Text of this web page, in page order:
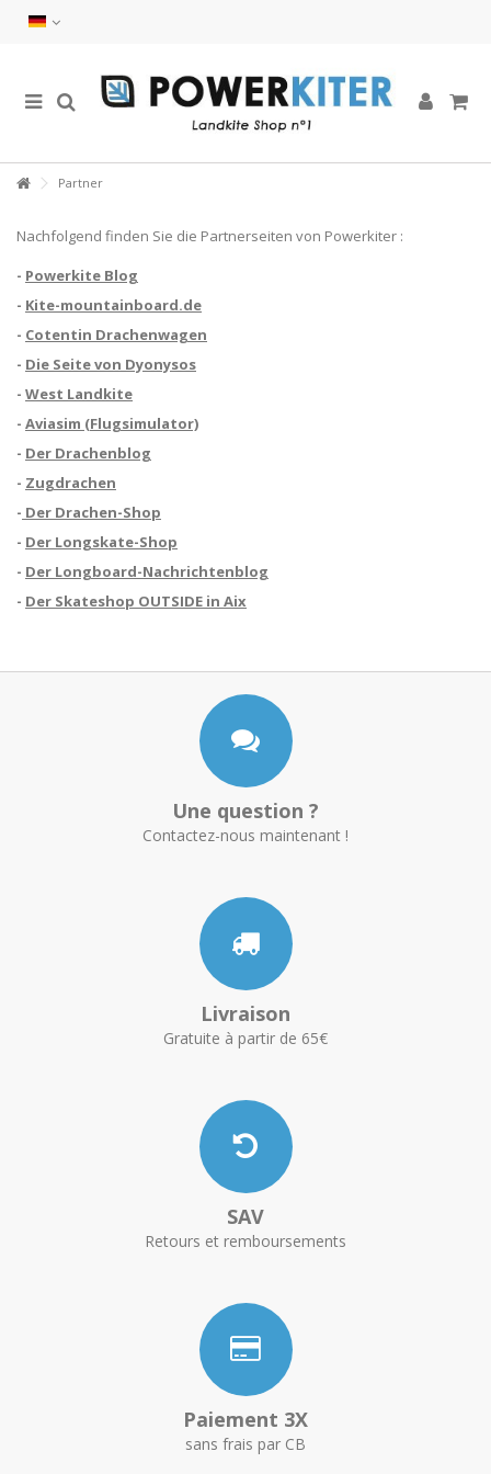
Partner
Nachfolgend finden Sie die Partnerseiten von Powerkiter :
- Powerkite Blog
- Kite-mountainboard.de
- Cotentin Drachenwagen
- Die Seite von Dyonysos
- West Landkite
- Aviasim (Flugsimulator)
- Der Drachenblog
- Zugdrachen
- Der Drachen-Shop
- Der Longskate-Shop
- Der Longboard-Nachrichtenblog
- Der Skateshop OUTSIDE in Aix
Une question ?
Contactez-nous maintenant !
Livraison
Gratuite à partir de 65€
SAV
Retours et remboursements
Paiement 3X
sans frais par CB